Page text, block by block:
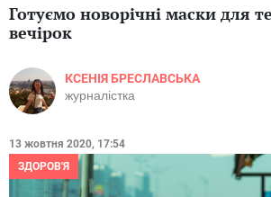
Готуємо новорічні маски для
вечірок
КСЕНІЯ БРЕСЛАВСЬКА
журналістка
13 жовтня 2020, 17:54
ЗДОРОВ'Я